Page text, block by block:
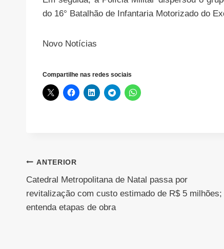
do 16° Batalhão de Infantaria Motorizado do
Novo Notícias
Compartilhe nas redes sociais
Navegação
de
Post
ANTERIOR
Catedral Metropolitana de Natal passa por
revitalização com custo estimado de R$ 5 milhões;
entenda etapas de obra